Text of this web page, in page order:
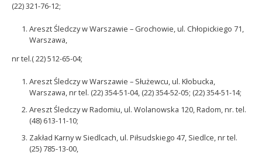
(22) 321-76-12;
Areszt Śledczy w Warszawie – Grochowie, ul. Chłopickiego 71,
Warszawa,
nr tel.( 22) 512-65-04;
Areszt Śledczy w Warszawie – Służewcu, ul. Kłobucka,
Warszawa, nr tel. (22) 354-51-04, (22) 354-52-05; (22) 354-51-14;
Areszt Śledczy w Radomiu, ul. Wolanowska 120, Radom, nr. tel.
(48) 613-11-10;
Zakład Karny w Siedlcach, ul. Piłsudskiego 47, Siedlce, nr tel.
(25) 785-13-00,